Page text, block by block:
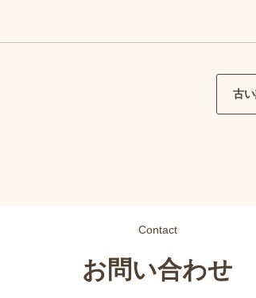
古
Contact
お問い合わせ